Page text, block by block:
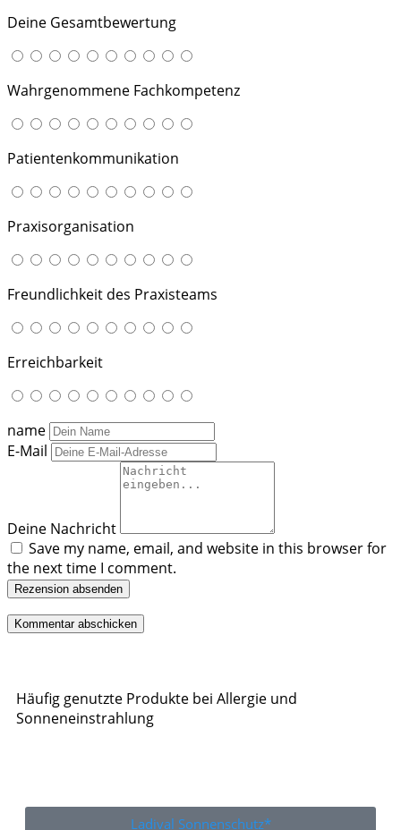
Deine Gesamtbewertung
Wahrgenommene Fachkompetenz
Patientenkommunikation
Praxisorganisation
Freundlichkeit des Praxisteams
Erreichbarkeit
name
E-Mail
Deine Nachricht
Save my name, email, and website in this browser for
the next time I comment.
Rezension absenden
Häufig genutzte Produkte bei Allergie und
Sonneneinstrahlung
Ladival Sonnenschutz*